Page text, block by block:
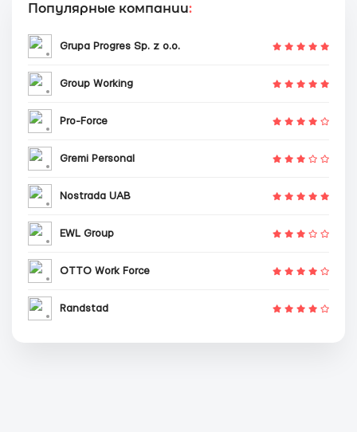
Популярные компании:
Grupa Progres Sp. z o.o.
Group Working
Pro-Force
Gremi Personal
Nostrada UAB
EWL Group
OTTO Work Force
Randstad